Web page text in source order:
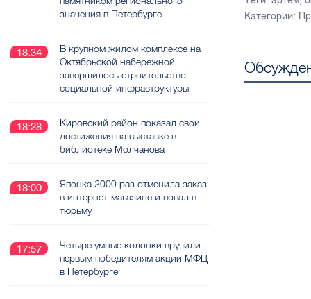
Категории:
значения в Петербурге
18:34
В крупном жилом комплексе на
Октябрьской набережной
завершилось строительство
социальной инфраструктуры
18:28
Кировский район показал свои
достижения на выставке в
библиотеке Молчанова
18:00
Японка 2000 раз отменила заказ
в интернет-магазине и попал в
тюрьму
17:57
Четыре умные колонки вручили
первым победителям акции МФЦ
в Петербурге